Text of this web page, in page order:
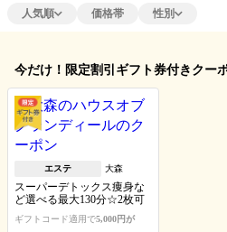
人気順 価格帯 性別
今だけ！限定割引ギフト券付きクー
エステ 大森
スーパーデトックス痩身な
ど選べる最大130分☆2枚可
ギフトコード適用で5,000円が